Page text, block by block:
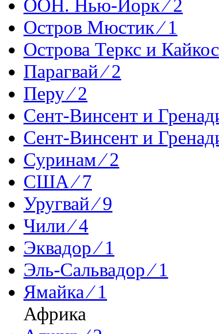
ООН. Нью-Йорк ⁄ 2
Остров Мюстик ⁄ 1
Острова Теркс и Кайкос
Парагвай ⁄ 2
Перу ⁄ 2
Сент-Винсент и
Сент-Винсент и
Суринам ⁄ 2
США ⁄ 7
Уругвай ⁄ 9
Чили ⁄ 4
Эквадор ⁄ 1
Эль-Сальвадор ⁄ 1
Ямайка ⁄ 1
Африка